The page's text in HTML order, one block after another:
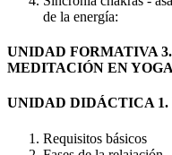
de la energía:
UNIDAD FORMATIVA
MEDITACIÓN EN YOGA
UNIDAD DIDÁCTICA
Requisitos básicos